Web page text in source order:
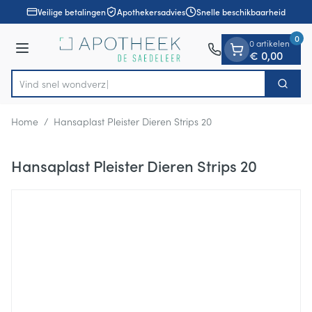
Ga naar de inhoud
1 van 1Veilige betalingen Apothekersadvies Snelle beschikbaarheid
Menu
Product, merk, categorie...
Vind snel w Zoek
0 artikelen
€ 0,00
0
Home / Hansaplast Pleister Dieren Strips 20
Hansaplast Pleister Dieren Strips 20